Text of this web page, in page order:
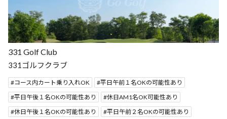
331 Golf Club
331ゴルフクラブ
コース内カート乗り入れOK
平日午前１名OKの可能性あり
平日午後１名OKの可能性あり
休日AM1名OK可能性あり
休日午後１名OKの可能性あり
平日午前２名OKの可能性あり